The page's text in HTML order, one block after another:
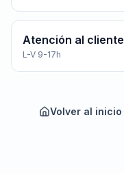
Atención al cliente
L-V 9-17h
Volver al inicio·